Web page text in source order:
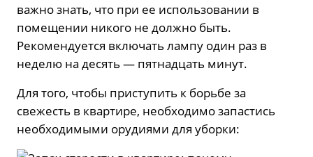
важно знать, что при ее использовании в
помещении никого не должно быть.
Рекомендуется включать лампу один раз в
неделю на десять — пятнадцать минут.
Для того, чтобы приступить к борьбе за
свежесть в квартире, необходимо запастись
необходимыми орудиями для уборки: